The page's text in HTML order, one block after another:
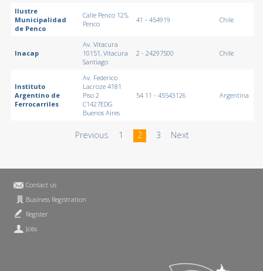
Ilustre
Municipalidad
de Penco
Calle Penco 125,
Penco
41 - 454919 Chile
Inacap
Av. Vitacura
10151, Vitacura
Santiago
2 - 24297500 Chile
Instituto
Argentino de
Ferrocarriles
Av. Federico
Lacroze 4181
Piso 2
C1427EDG
Buenos Aires
54 11 - 45543126 Argentina
Previous 1 2 3 Next
Contact us
Business Registration
Register
Jobs